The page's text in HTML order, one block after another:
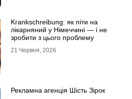
Krankschreibung: як піти на
лікарняний у Німеччині — і не
зробити з цього проблему
21 Червня, 2026
Рекламна агенція Шість Зірок